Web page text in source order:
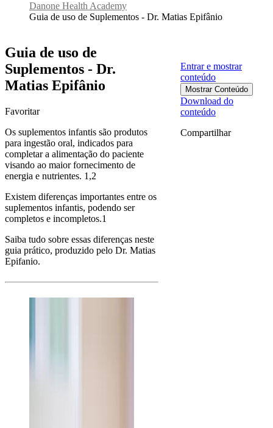
Danone Health Academy
Guia de uso de Suplementos - Dr. Matias Epifânio
Guia de uso de
Suplementos - Dr.
Matias Epifânio
Favoritar
Os suplementos infantis são produtos
para ingestão oral, indicados para
completar a alimentação do paciente
visando ao maior fornecimento de
energia e nutrientes. 1,2
Existem diferenças importantes entre os
suplementos infantis, podendo ser
completos e incompletos.1
Saiba tudo sobre essas diferenças neste
guia prático, produzido pelo Dr. Matias
Epifanio.
Entrar e mostrar
conteúdo
Mostrar Conteúdo
Download do
conteúdo
Compartilhar